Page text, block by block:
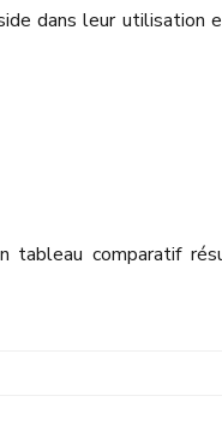
dans leur utilisation
comparatif